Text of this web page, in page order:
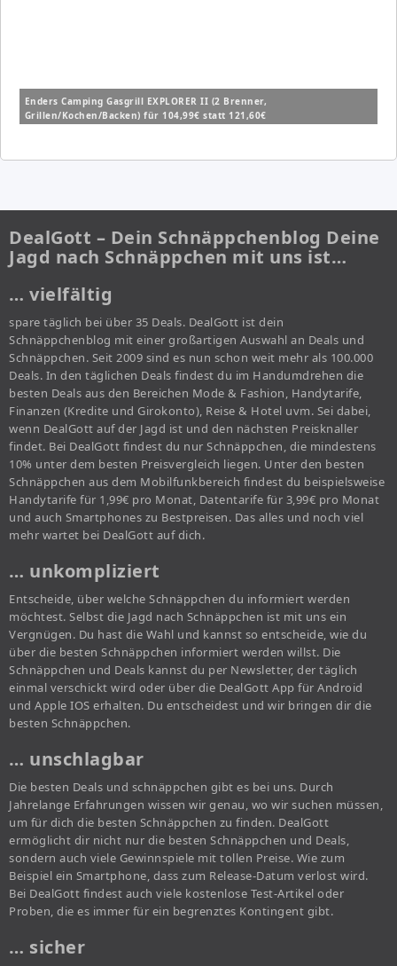
Enders Camping Gasgrill EXPLORER II (2 Brenner,
Grillen/Kochen/Backen) für 104,99€ statt 121,60€
DealGott – Dein Schnäppchenblog Deine
Jagd nach Schnäppchen mit uns ist…
… vielfältig
spare täglich bei über 35 Deals. DealGott ist dein
Schnäppchenblog mit einer großartigen Auswahl an Deals und
Schnäppchen. Seit 2009 sind es nun schon weit mehr als 100.000
Deals. In den täglichen Deals findest du im Handumdrehen die
besten Deals aus den Bereichen Mode & Fashion, Handytarife,
Finanzen (Kredite und Girokonto), Reise & Hotel uvm. Sei dabei,
wenn DealGott auf der Jagd ist und den nächsten Preisknaller
findet. Bei DealGott findest du nur Schnäppchen, die mindestens
10% unter dem besten Preisvergleich liegen. Unter den besten
Schnäppchen aus dem Mobilfunkbereich findest du beispielsweise
Handytarife für 1,99€ pro Monat, Datentarife für 3,99€ pro Monat
und auch Smartphones zu Bestpreisen. Das alles und noch viel
mehr wartet bei DealGott auf dich.
… unkompliziert
Entscheide, über welche Schnäppchen du informiert werden
möchtest. Selbst die Jagd nach Schnäppchen ist mit uns ein
Vergnügen. Du hast die Wahl und kannst so entscheide, wie du
über die besten Schnäppchen informiert werden willst. Die
Schnäppchen und Deals kannst du per Newsletter, der täglich
einmal verschickt wird oder über die DealGott App für Android
und Apple IOS erhalten. Du entscheidest und wir bringen dir die
besten Schnäppchen.
… unschlagbar
Die besten Deals und schnäppchen gibt es bei uns. Durch
Jahrelange Erfahrungen wissen wir genau, wo wir suchen müssen,
um für dich die besten Schnäppchen zu finden. DealGott
ermöglicht dir nicht nur die besten Schnäppchen und Deals,
sondern auch viele Gewinnspiele mit tollen Preise. Wie zum
Beispiel ein Smartphone, dass zum Release-Datum verlost wird.
Bei DealGott findest auch viele kostenlose Test-Artikel oder
Proben, die es immer für ein begrenztes Kontingent gibt.
… sicher